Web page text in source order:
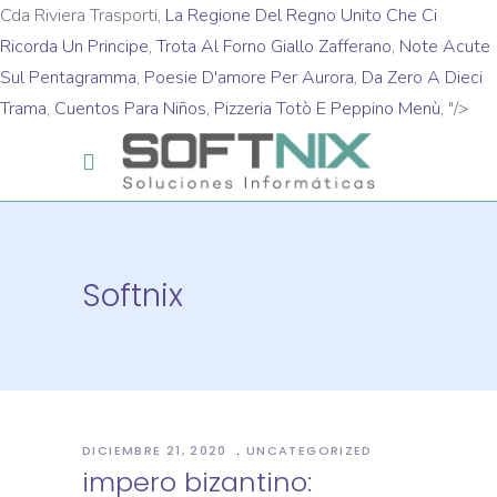
Cda Riviera Trasporti, La Regione Del Regno Unito Che Ci
Ricorda Un Principe,Trota Al Forno Giallo Zafferano, Note Acute
Sul Pentagramma, Poesie D'amore Per Aurora, Da Zero A Dieci
Trama, Cuentos Para Niños, Pizzeria Totò E Peppino Menù, "/>
Softnix
DICIEMBRE 21, 2020 UNCATEGORIZED
impero bizantino: